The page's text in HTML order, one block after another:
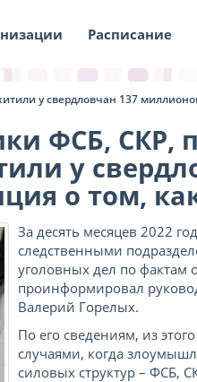
Расписание
у свердловчан 137
ФСБ, СКР,
у
о том,
За десять месяцев 2022
следственными
уголовных дел по фактам
проинформировал
Валерий Горелых.
По его сведениям, из
случаями, когда
силовых структур – ФСБ,